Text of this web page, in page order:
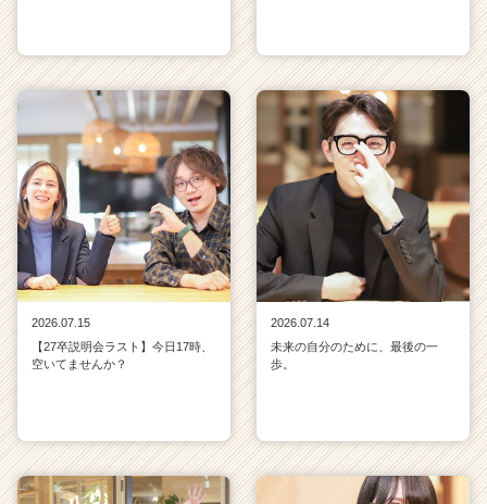
2026.07.15
【27卒説明会ラスト】今日17時、
空いてませんか？
2026.07.14
未来の自分のために、最後の一
歩。